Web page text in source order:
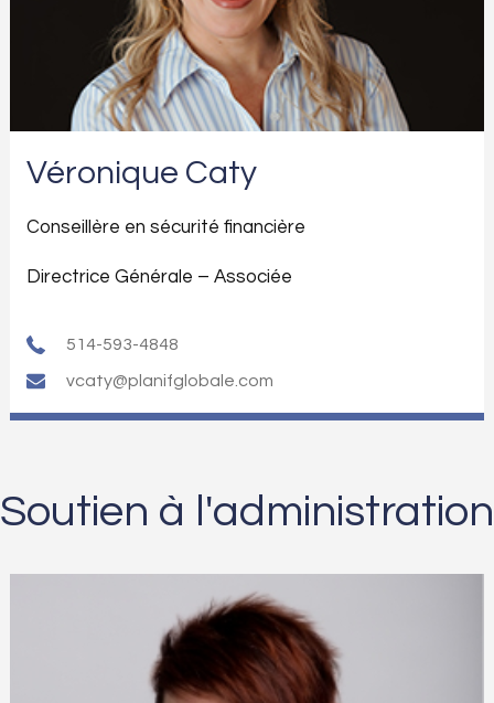
Véronique Caty
Conseillère en sécurité financière
Directrice Générale – Associée
514-593-4848
vcaty@planifglobale.com
Soutien à l'administration